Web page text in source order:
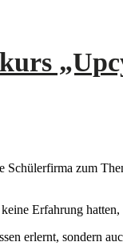
zum
Erfahrung
erlernt, sondern